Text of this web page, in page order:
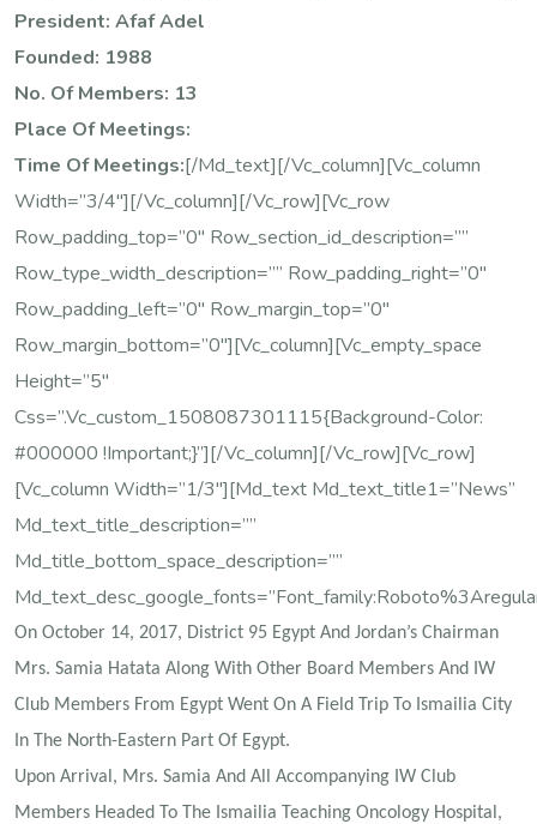
President: Afaf Adel
Founded: 1988
No. Of Members: 13
Place Of Meetings:
Time Of Meetings:[/md_text][/vc_column][vc_column
Width=”3/4″][/vc_column][/vc_row][vc_row
Row_padding_top=”0″ Row_section_id_description=””
Row_type_width_description=”” Row_padding_right=”0″
Row_padding_left=”0″ Row_margin_top=”0″
Row_margin_bottom=”0″][vc_column][vc_empty_space
Height=”5″
Css=”.vc_custom_1508087301115{background-Color:
#000000 !important;}”][/vc_column][/vc_row][vc_row]
[vc_column Width=”1/3″][md_text Md_text_title1=”News”
Md_text_title_description=””
Md_title_bottom_space_description=””
On October 14, 2017, District 95 Egypt And Jordan’s Chairman
Mrs. Samia Hatata Along With Other Board Members And IW
Club Members From Egypt Went On A Field Trip To Ismailia City
In The North-Eastern Part Of Egypt.
Upon Arrival, Mrs. Samia And All Accompanying IW Club
Members Headed To The Ismailia Teaching Oncology Hospital,